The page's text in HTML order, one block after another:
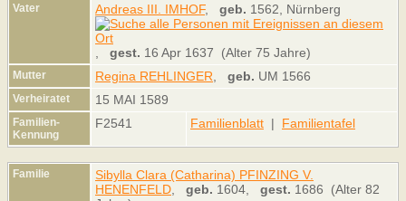
Vater Andreas III. IMHOF, geb. 1562, Nürnberg
gest. 16 Apr 1637 (Alter 75 Jahre)
Mutter Regina REHLINGER geb. UM 1566
Verheiratet 15 MAI 1589
Familien-
Kennung
F2541 Familienblatt | Familientafel
Familie
Sibylla Clara (Catharina) PFINZING V.
HENENFELD
geb. 1604, gest. 1686 (Alter 82